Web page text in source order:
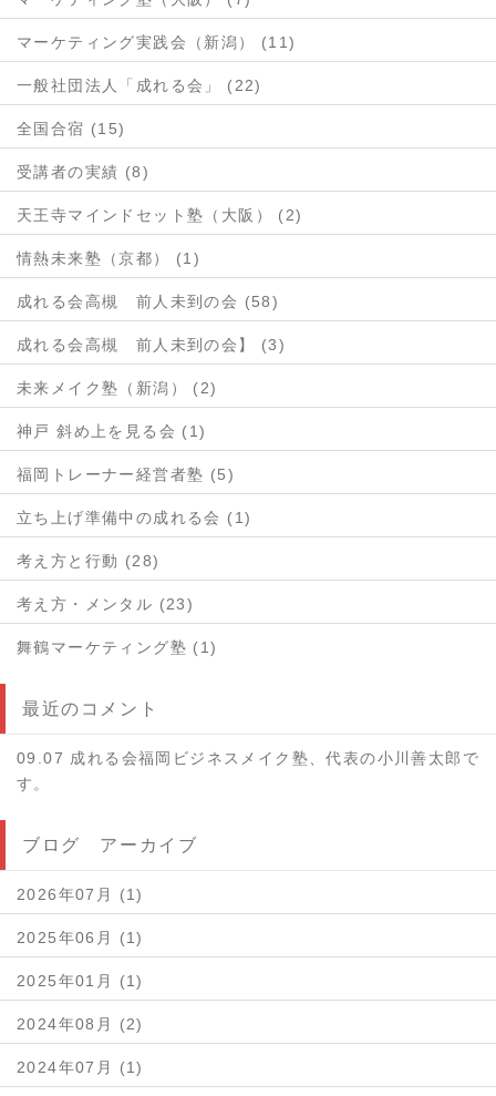
マーケティング実践会（新潟） (11)
一般社団法人「成れる会」 (22)
全国合宿 (15)
受講者の実績 (8)
天王寺マインドセット塾（大阪） (2)
情熱未来塾（京都） (1)
成れる会高槻 前人未到の会 (58)
成れる会高槻 前人未到の会】 (3)
未来メイク塾（新潟） (2)
神戸 斜め上を見る会 (1)
福岡トレーナー経営者塾 (5)
立ち上げ準備中の成れる会 (1)
考え方と行動 (28)
考え方・メンタル (23)
舞鶴マーケティング塾 (1)
最近のコメント
09.07 成れる会福岡ビジネスメイク塾、代表の小川善太郎で
す。
ブログ アーカイブ
2026年07月 (1)
2025年06月 (1)
2025年01月 (1)
2024年08月 (2)
2024年07月 (1)